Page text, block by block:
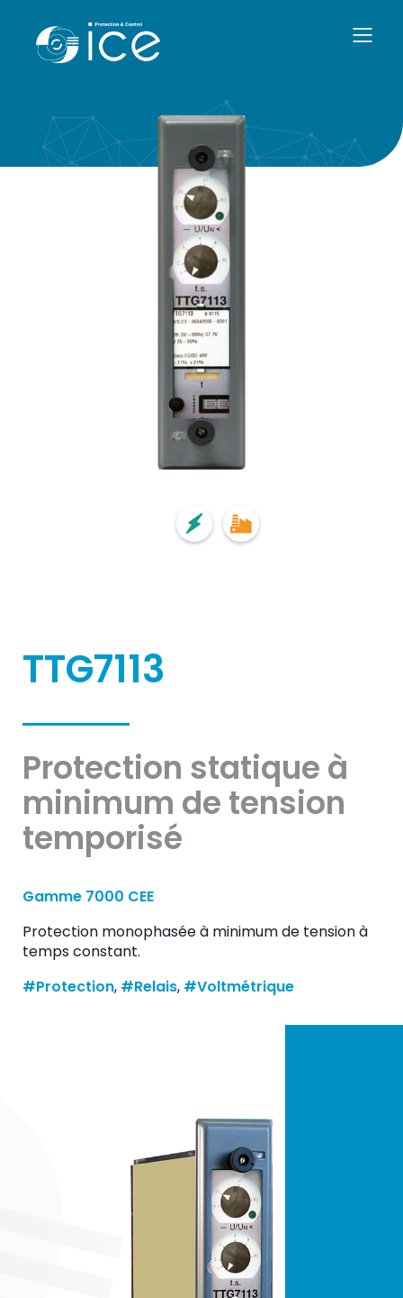
TTG7113
Protection statique à
minimum de tension
temporisé
Gamme 7000 CEE
Protection monophasée à minimum de tension à
temps constant.
#Protection, #Relais, #Voltmétrique